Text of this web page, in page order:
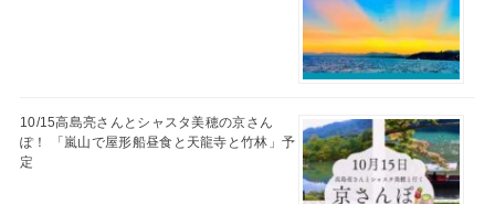
10/15高島亮さんとシャスタ美穂の京さん
ぽ！ 「嵐山で屋形船昼食と天龍寺と竹林」予
定